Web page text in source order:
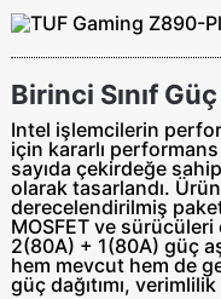
Birinci Sınıf Güç
Intel işlemcilerin
için kararlı
sayıda çekirdeğe
olarak tasarlandı.
derecelendirilmiş
MOSFET ve
2(80A) + 1(80A) güç
hem mevcut hem de
güç dağıtımı,